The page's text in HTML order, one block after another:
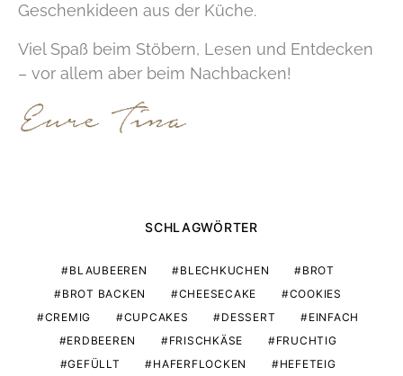
Geschenkideen aus der Küche.
Viel Spaß beim Stöbern, Lesen und Entdecken
– vor allem aber beim Nachbacken!
SCHLAGWÖRTER
BLAUBEEREN BLECHKUCHEN
BROT
BROT BACKEN
CHEESECAKE
COOKIES
CREMIG
CUPCAKES DESSERT
EINFACH
ERDBEEREN
FRISCHKÄSE
FRUCHTIG
GEFÜLLT
HAFERFLOCKEN
HEFETEIG